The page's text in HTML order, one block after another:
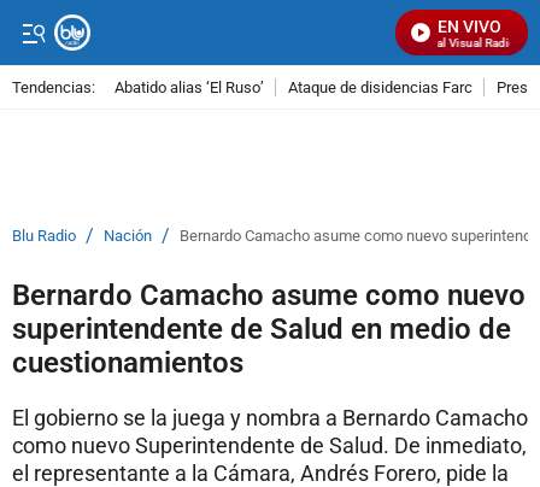
EN VIVO
Señal Visual Radio
Tendencias: Abatido alias ‘El Ruso’ Ataque de disidencias Farc
Blu Radio / Nación / Bernardo Camacho asume como nuevo
Bernardo Camacho asume como nuevo
superintendente de Salud en medio de
cuestionamientos
El gobierno se la juega y nombra a Bernardo Camacho
como nuevo Superintendente de Salud. De inmediato,
el representante a la Cámara, Andrés Forero, pide la